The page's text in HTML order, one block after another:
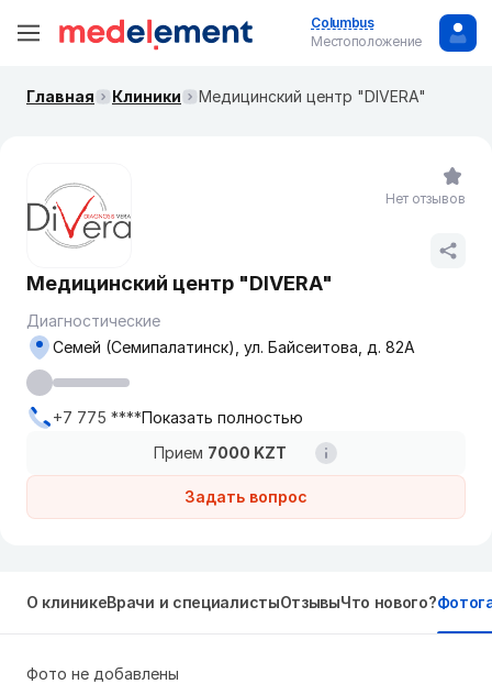
Columbus
Местоположение
Главная Клиники Медицинский центр "DIVERA"
Медицинский центр "DIVERA"
Диагностические
Прием 7000 KZT
Задать вопрос
Семей (Семипалатинск), ул. Байсеитова, д. 82А
+7 775 ****Показать полностью
Нет отзывов
О клиникеВрачи и специалистыОтзывыЧто нового?
Фото не добавлены